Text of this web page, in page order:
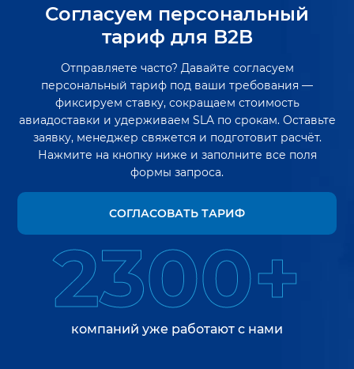
Согласуем персональный
тариф для B2B
Отправляете часто? Давайте согласуем
персональный тариф под ваши требования —
фиксируем ставку, сокращаем стоимость
авиадоставки и удерживаем SLA по срокам. Оставьте
заявку, менеджер свяжется и подготовит расчёт.
Нажмите на кнопку ниже и заполните все поля
формы запроса.
СОГЛАСОВАТЬ ТАРИФ
2300+
компаний уже работают с нами